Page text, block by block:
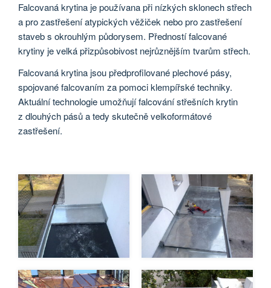
Falcovaná krytina je používana při nízkých sklonech střech
a pro zastřešení atypických věžiček nebo pro zastřešení
staveb s okrouhlým půdorysem. Předností falcované
krytiny je velká přizpůsobivost nejrůznějším tvarům střech.
Falcovaná krytina jsou předprofilované plechové pásy,
spojované falcovaním za pomoci klempířské techniky.
Aktuální technologie umožňují falcování střešních krytin
z dlouhých pásů a tedy skutečně velkoformátové
zastřešení.